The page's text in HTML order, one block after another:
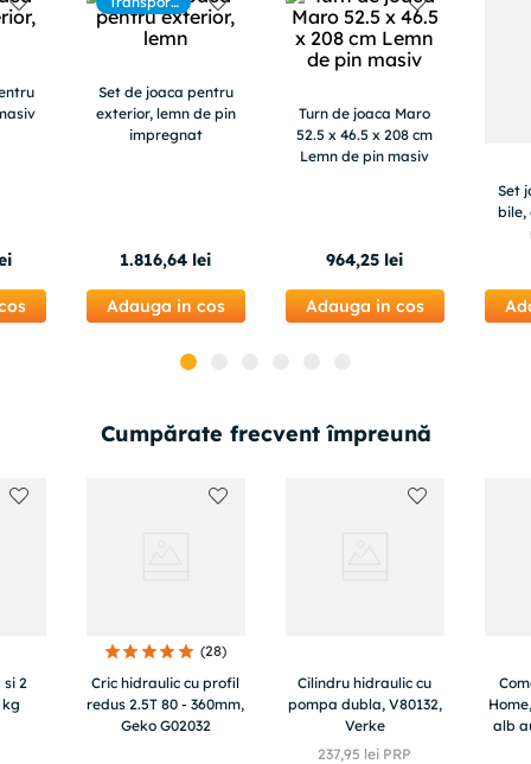
gratuit
Set de joaca pentru
exterior, lemn de pin
impregnat
1.816,64 lei
Adauga in cos
Turn de joaca Maro
52.5 x 46.5 x 208 cm
Lemn de pin masiv
964,25 lei
Adauga in cos
Set
bile,
Cumpărate frecvent împreună
si 2
kg
(28)
Cric hidraulic cu profil
redus 2.5T 80 - 360mm,
Geko G02032
Cilindru hidraulic cu
pompa dubla, V80132,
Verke
237,95 lei PRP
alb